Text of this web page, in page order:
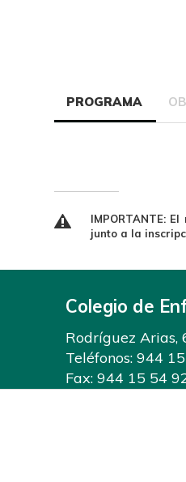
PROGRAMA
IMPORTANTE:
junto a la
Colegio de
Rodríguez Arias,
Teléfonos: 944
Fax: 944 15 54